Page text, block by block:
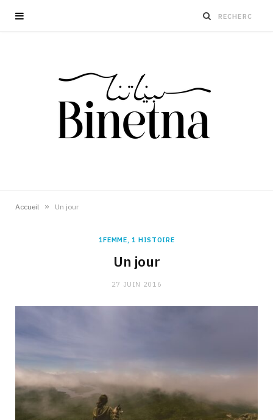
Accueil » Un jour
1FEMME, 1 HISTOIRE
Un jour
27 JUIN 2016